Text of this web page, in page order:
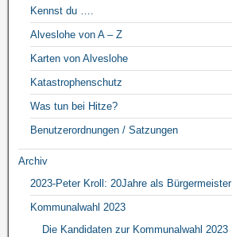
Kennst du ….
Alveslohe von A – Z
Karten von Alveslohe
Katastrophenschutz
Was tun bei Hitze?
Benutzerordnungen / Satzungen
Archiv
2023-Peter Kroll: 20Jahre als Bürgermeister
Kommunalwahl 2023
Die Kandidaten zur Kommunalwahl 2023